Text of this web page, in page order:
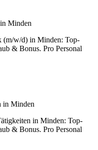
Minden
(m/w/d) in Minden: Top-
& Bonus. Pro Personal
in Minden
in Minden: Top-
& Bonus. Pro Personal